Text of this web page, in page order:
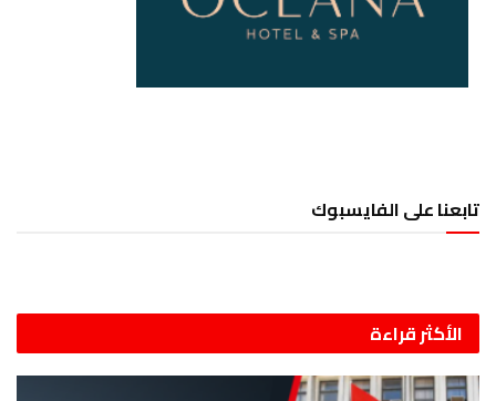
تابعنا على الفايسبوك
الأكثر قراءة